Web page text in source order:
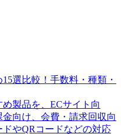
選比較！手数料・種類・
製品を、ECサイト向
金向け、会費・請求回収向
やQRコードなどの対応